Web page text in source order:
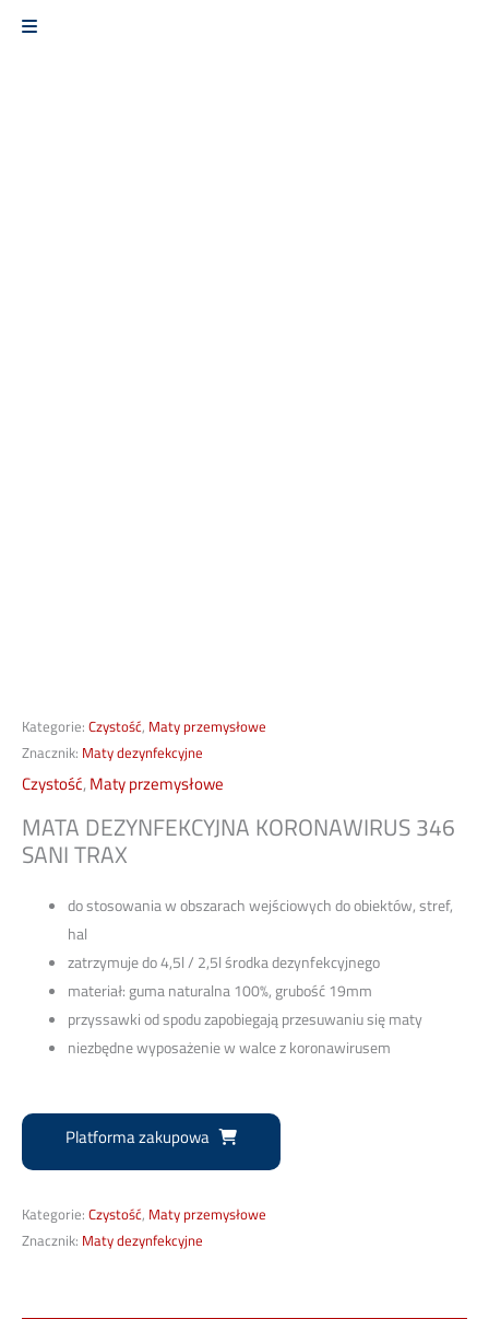
Kategorie: Czystość, Maty przemysłowe
Znacznik: Maty dezynfekcyjne
Czystość,Maty przemysłowe
MATA DEZYNFEKCYJNA KORONAWIRUS 346
SANI TRAX
do stosowania w obszarach wejściowych do obiektów, stref,
hal
zatrzymuje do 4,5l / 2,5l środka dezynfekcyjnego
materiał: guma naturalna 100%, grubość 19mm
przyssawki od spodu zapobiegają przesuwaniu się maty
niezbędne wyposażenie w walce z koronawirusem
Platforma zakupowa
Kategorie: Czystość, Maty przemysłowe
Znacznik: Maty dezynfekcyjne